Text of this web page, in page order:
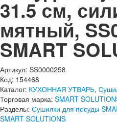
31.5 см,
мятный,
SMART
Артикул: SS0000258
Код: 154468
Каталог: КУХОННАЯ УТВАРЬ,
Торговая марка: SMART
Разделы: Сушилки для посуды
SMART SOLUTIONS